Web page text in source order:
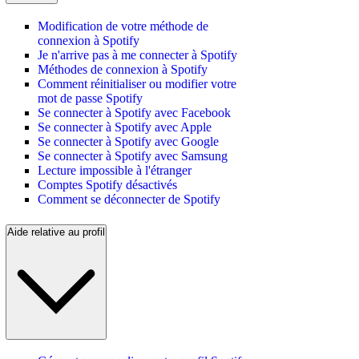
Modification de votre méthode de
connexion à Spotify
Je n'arrive pas à me connecter à Spotify
Méthodes de connexion à Spotify
Comment réinitialiser ou modifier votre
mot de passe Spotify
Se connecter à Spotify avec Facebook
Se connecter à Spotify avec Apple
Se connecter à Spotify avec Google
Se connecter à Spotify avec Samsung
Lecture impossible à l'étranger
Comptes Spotify désactivés
Comment se déconnecter de Spotify
Aide relative au profil